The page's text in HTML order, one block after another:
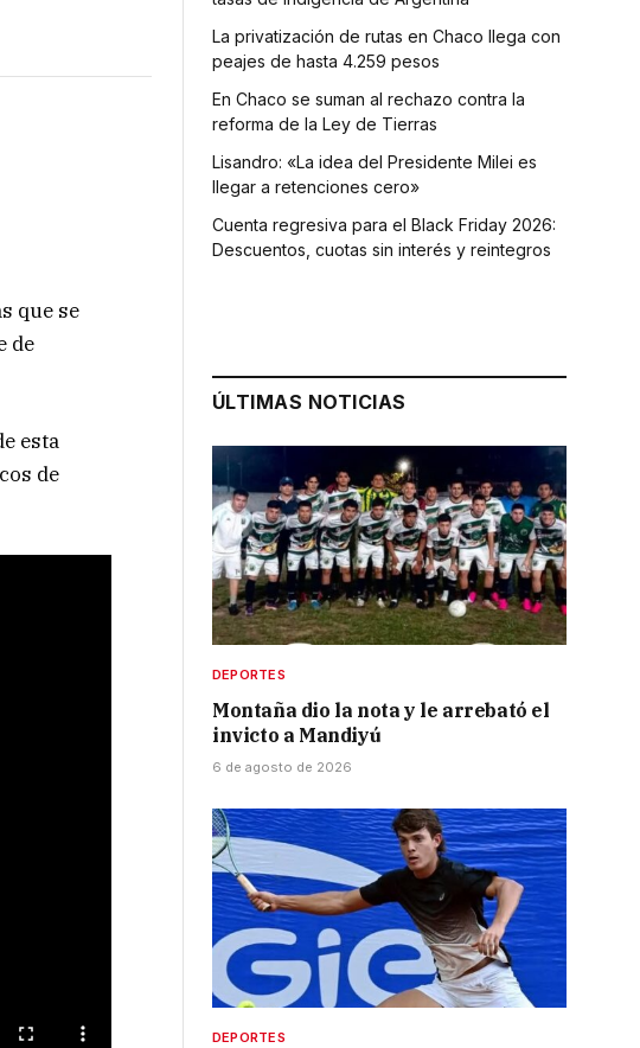
que se
de
esta
de
La privatización de rutas en Chaco llega con
peajes de hasta 4.259 pesos
En Chaco se suman al rechazo contra la
reforma de la Ley de Tierras
Lisandro: «La idea del Presidente Milei es
llegar a retenciones cero»
Cuenta regresiva para el Black Friday 2026:
Descuentos, cuotas sin interés y reintegros
ÚLTIMAS NOTICIAS
DEPORTES
Montaña dio la nota y le arrebató el
invicto a Mandiyú
6 de agosto de 2026
DEPORTES